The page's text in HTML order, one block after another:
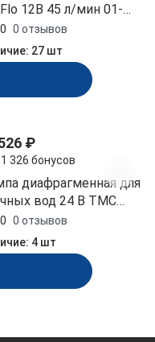
12В 45 л/мин 01-
(SFMP1-120-01)
0 отзывов
27 шт
₽
326 бонусов
диафрагменная для
вод 24 В TMC
0 отзывов
4 шт